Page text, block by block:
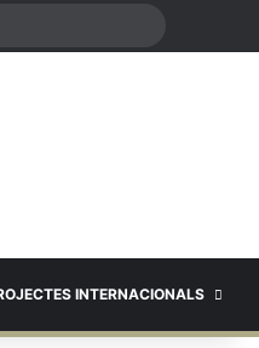
INTERNACIONALS